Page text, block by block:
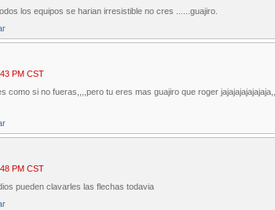
los equipos se harian irresistible no cres ......guajiro.
PM CST
como si no fueras,,,,pero tu eres mas guajiro que roger
PM CST
pueden clavarles las flechas todavia